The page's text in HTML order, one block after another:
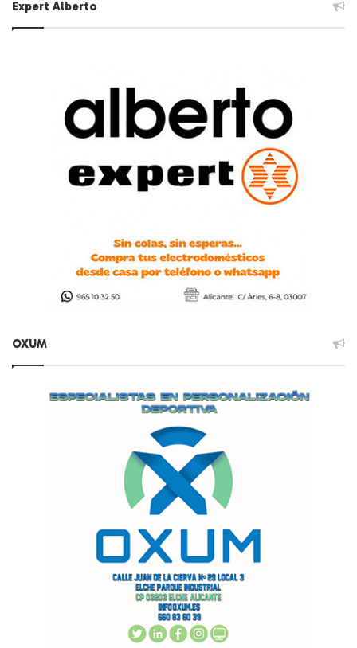
Expert Alberto
OXUM